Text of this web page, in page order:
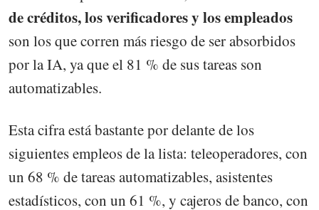
de créditos, los verificadores y los empleados
son los que corren más riesgo de ser absorbidos
por la IA, ya que el 81 % de sus tareas son
automatizables.
Esta cifra está bastante por delante de los
siguientes empleos de la lista: teleoperadores, con
un 68 % de tareas automatizables, asistentes
estadísticos, con un 61 %, y cajeros de banco, con